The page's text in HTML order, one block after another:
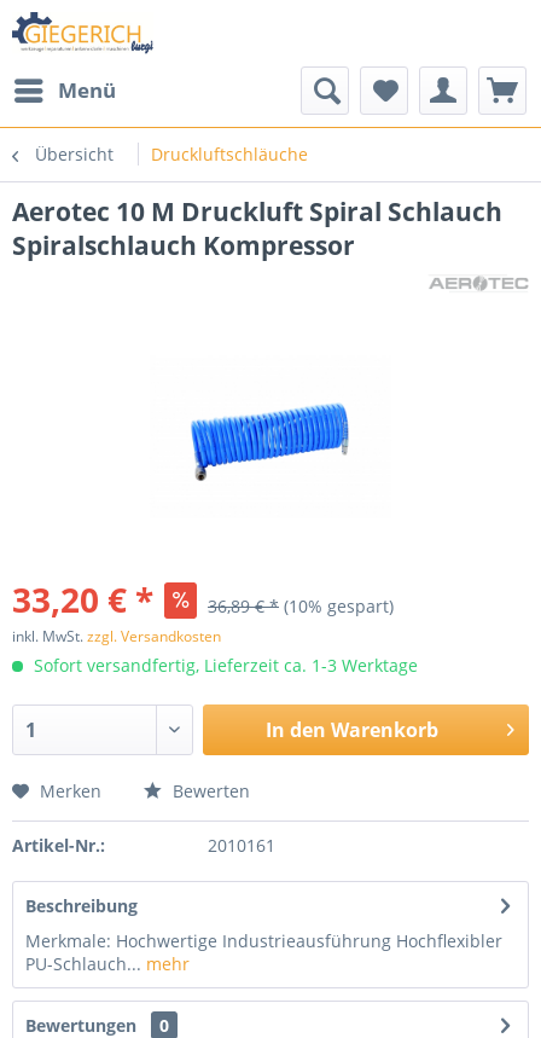
Menü
Übersicht Druckluftschläuche
Aerotec 10 M Druckluft Spiral Schlauch
Spiralschlauch Kompressor
33,20 € * 36,89 € * (10% gespart)
inkl. MwSt.zzgl. Versandkosten
Sofort versandfertig, Lieferzeit ca. 1-3 Werktage
In den Warenkorb
Merken Bewerten
Artikel-Nr.: 2010161
Beschreibung
Merkmale: Hochwertige Industrieausführung Hochflexibler
PU-Schlauch... mehr
Bewertungen
0